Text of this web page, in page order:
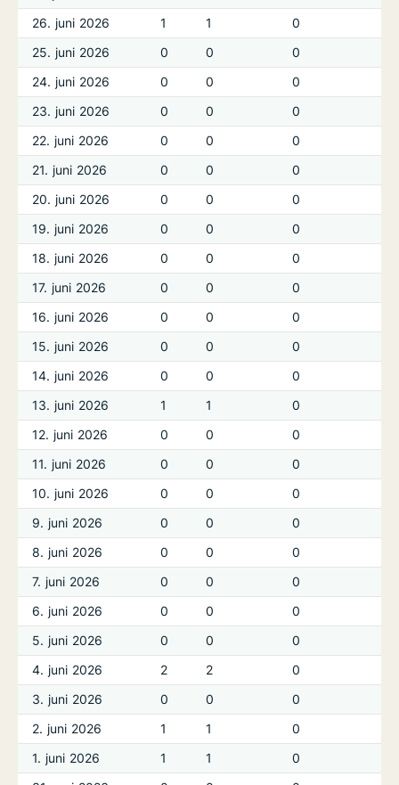
26. juni 2026
1 1
0
25. juni 2026
0 0
0
24. juni 2026
0 0
0
23. juni 2026
0 0
0
22. juni 2026
0 0
0
21. juni 2026
0 0
0
20. juni 2026
0 0
0
19. juni 2026
0 0
0
18. juni 2026
0 0
0
17. juni 2026
0 0
0
16. juni 2026
0 0
0
15. juni 2026
0 0
0
14. juni 2026
0 0
0
13. juni 2026
1 1
0
12. juni 2026
0 0
0
11. juni 2026
0 0
0
10. juni 2026
0 0
0
9. juni 2026
0 0
0
8. juni 2026
0 0
0
7. juni 2026
0 0
0
6. juni 2026
0 0
0
5. juni 2026
0 0
0
4. juni 2026
2 2
0
3. juni 2026
0 0
0
2. juni 2026
1 1
0
1. juni 2026
1 1
0